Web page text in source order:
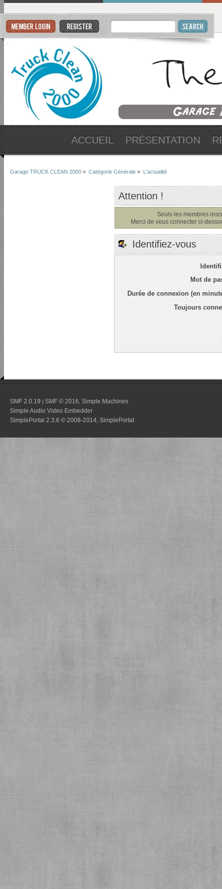
ACCUEIL PRÉSENTATION
Garage TRUCK CLEAN 2000 » Catégorie Générale » L'actualité
Attention !
Seuls les membres
Merci de vous connecter ci-
Identifiez-vous
Mot de
Durée de connexion (en
Toujours
SMF 2.0.19 | SMF © 2016 Simple Machines
Simple Audio Video Embedder
SimplePortal 2.3.6 © 2008-2014, SimplePortal